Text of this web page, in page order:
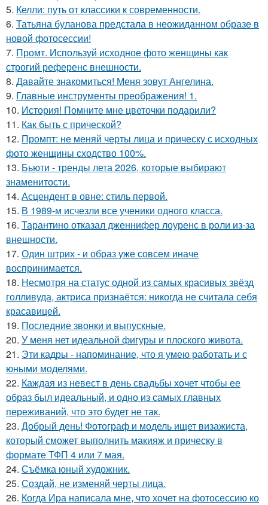
5. Келли: путь от классики к современности.
6. Татьяна буланова предстала в неожиданном образе в
новой фотосессии!
7. Промт. Используй исходное фото женщины как
строгий референс внешности.
8. Давайте знакомиться! Меня зовут Ангелина.
9. Главные инструменты преображения! 1.
10. История! Помните мне цветочки подарили?
11. Как быть с прической?
12. Промпт: не меняй черты лица и прическу с исходных
фото женщины сходство 100%.
13. Бьюти - тренды лета 2026, которые выбирают
знаменитости.
14. Асцендент в овне: стиль первой.
15. В 1989-м исчезли все ученики одного класса.
16. Тарантино отказал дженнифер лоуренс в роли из-за
внешности.
17. Один штрих - и образ уже совсем иначе
воспринимается.
18. Несмотря на статус одной из самых красивых звёзд
голливуда, актриса признаётся: никогда не считала себя
красавицей.
19. Последние звонки и выпускные.
20. У меня нет идеальной фигуры и плоского живота.
21. Эти кадры - напоминание, что я умею работать и с
юными моделями.
22. Каждая из невест в день свадьбы хочет чтобы ее
образ был идеальный, и одно из самых главных
переживаний, что это будет не так.
23. Добрый день! Фотограф и модель ищет визажиста,
который сможет выполнить макияж и прическу в
формате ТФП 4 или 7 мая.
24. Съёмка юный художник.
25. Создай, не изменяй черты лица.
26. Когда Ира написала мне, что хочет на фотосессию ко